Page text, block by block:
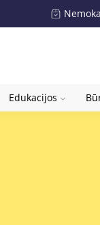
Edukacijos